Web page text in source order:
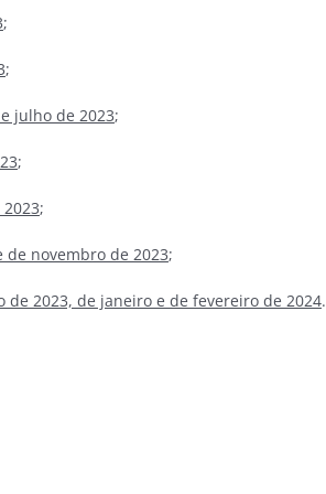
;
;
julho de 2023;
;
;
de novembro de 2023;
de 2023, de janeiro e de fevereiro de 2024.